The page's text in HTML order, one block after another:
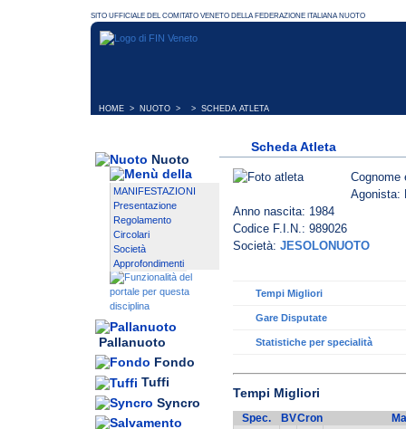
HOME > NUOTO > > SCHEDA ATLETA
Nuoto
MANIFESTAZIONI
Presentazione
Regolamento
Circolari
Società
Approfondimenti
Pallanuoto
Fondo
Tuffi
Syncro
Scheda Atleta
Agonista:
Anno nascita: 1984
Codice F.I.N.: 989026
Società: JESOLONUOTO
Tempi Migliori
Gare Disputate
Statistiche per specialità
Tempi Migliori
Spec. BVCron